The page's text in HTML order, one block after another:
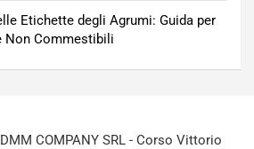
Etichette degli Agrumi: Guida per
Non Commestibili
COMPANY SRL - Corso Vittorio